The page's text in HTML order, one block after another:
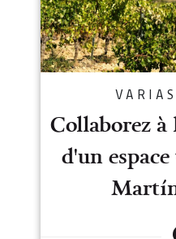
Collaborez
d'un